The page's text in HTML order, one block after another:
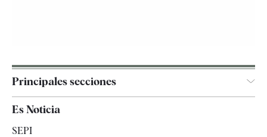
Principales secciones
Es Noticia
SEPI